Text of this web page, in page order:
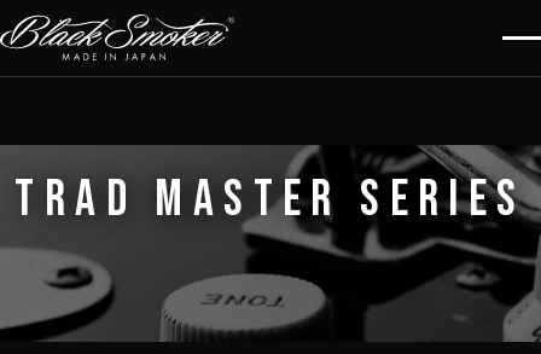
TRAD MASTER SERIES